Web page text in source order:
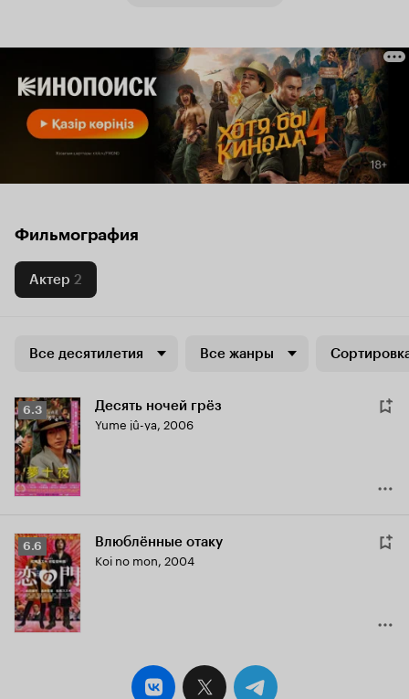
Фильмография
Актер 2
Все десятилетия Все жанры
Рейтинг
Кинопоиска
6.3
6.3 Десять ночей грёз
Yume jû-ya, 2006
Рейтинг
Кинопоиска
6.6
6.6 Влюблённые отаку
Koi no mon, 2004